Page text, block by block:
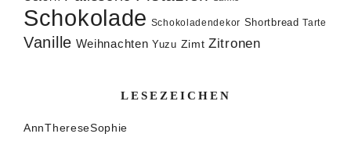
Schokolade Schokoladendekor Shortbread Tarte
Vanille Weihnachten Yuzu Zimt Zitronen
LESEZEICHEN
AnnThereseSophie